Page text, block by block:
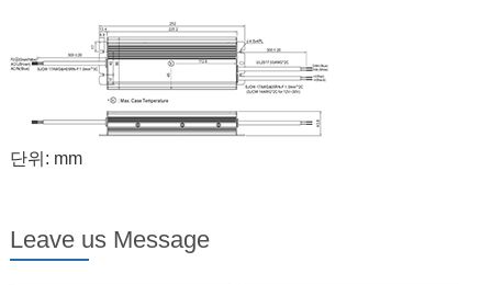
단위: mm
Leave us Message